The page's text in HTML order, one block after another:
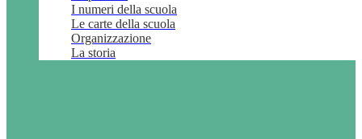
I numeri della scuola
Le carte della scuola
Organizzazione
La storia